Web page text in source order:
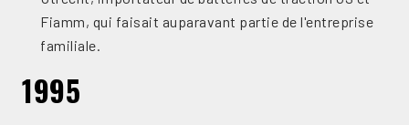
Fiamm, qui faisait auparavant partie de l'entreprise
familiale.
1995